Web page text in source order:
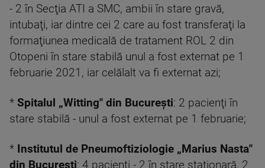
- 2 în Secţia ATI a SMC, ambii în stare gravă,
intubaţi, iar dintre cei 2 care au fost transferaţi la
formaţiunea medicală de tratament ROL 2 din
Otopeni în stare stabilă unul a fost externat pe 1
februarie 2021, iar celălalt va fi externat azi;
* Spitalul „Witting" din Bucureşti: 2 pacienţi în
stare stabilă - unul a fost externat pe 1 februarie;
* Institutul de Pneumoftiziologie „Marius Nasta"
din Bucureşti: 4 pacienţi - 2 în stare staţionară, 2